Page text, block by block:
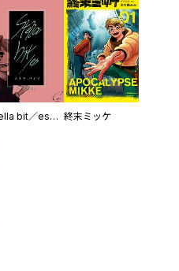
Stella bit／es【単話版】 終末ミッケ